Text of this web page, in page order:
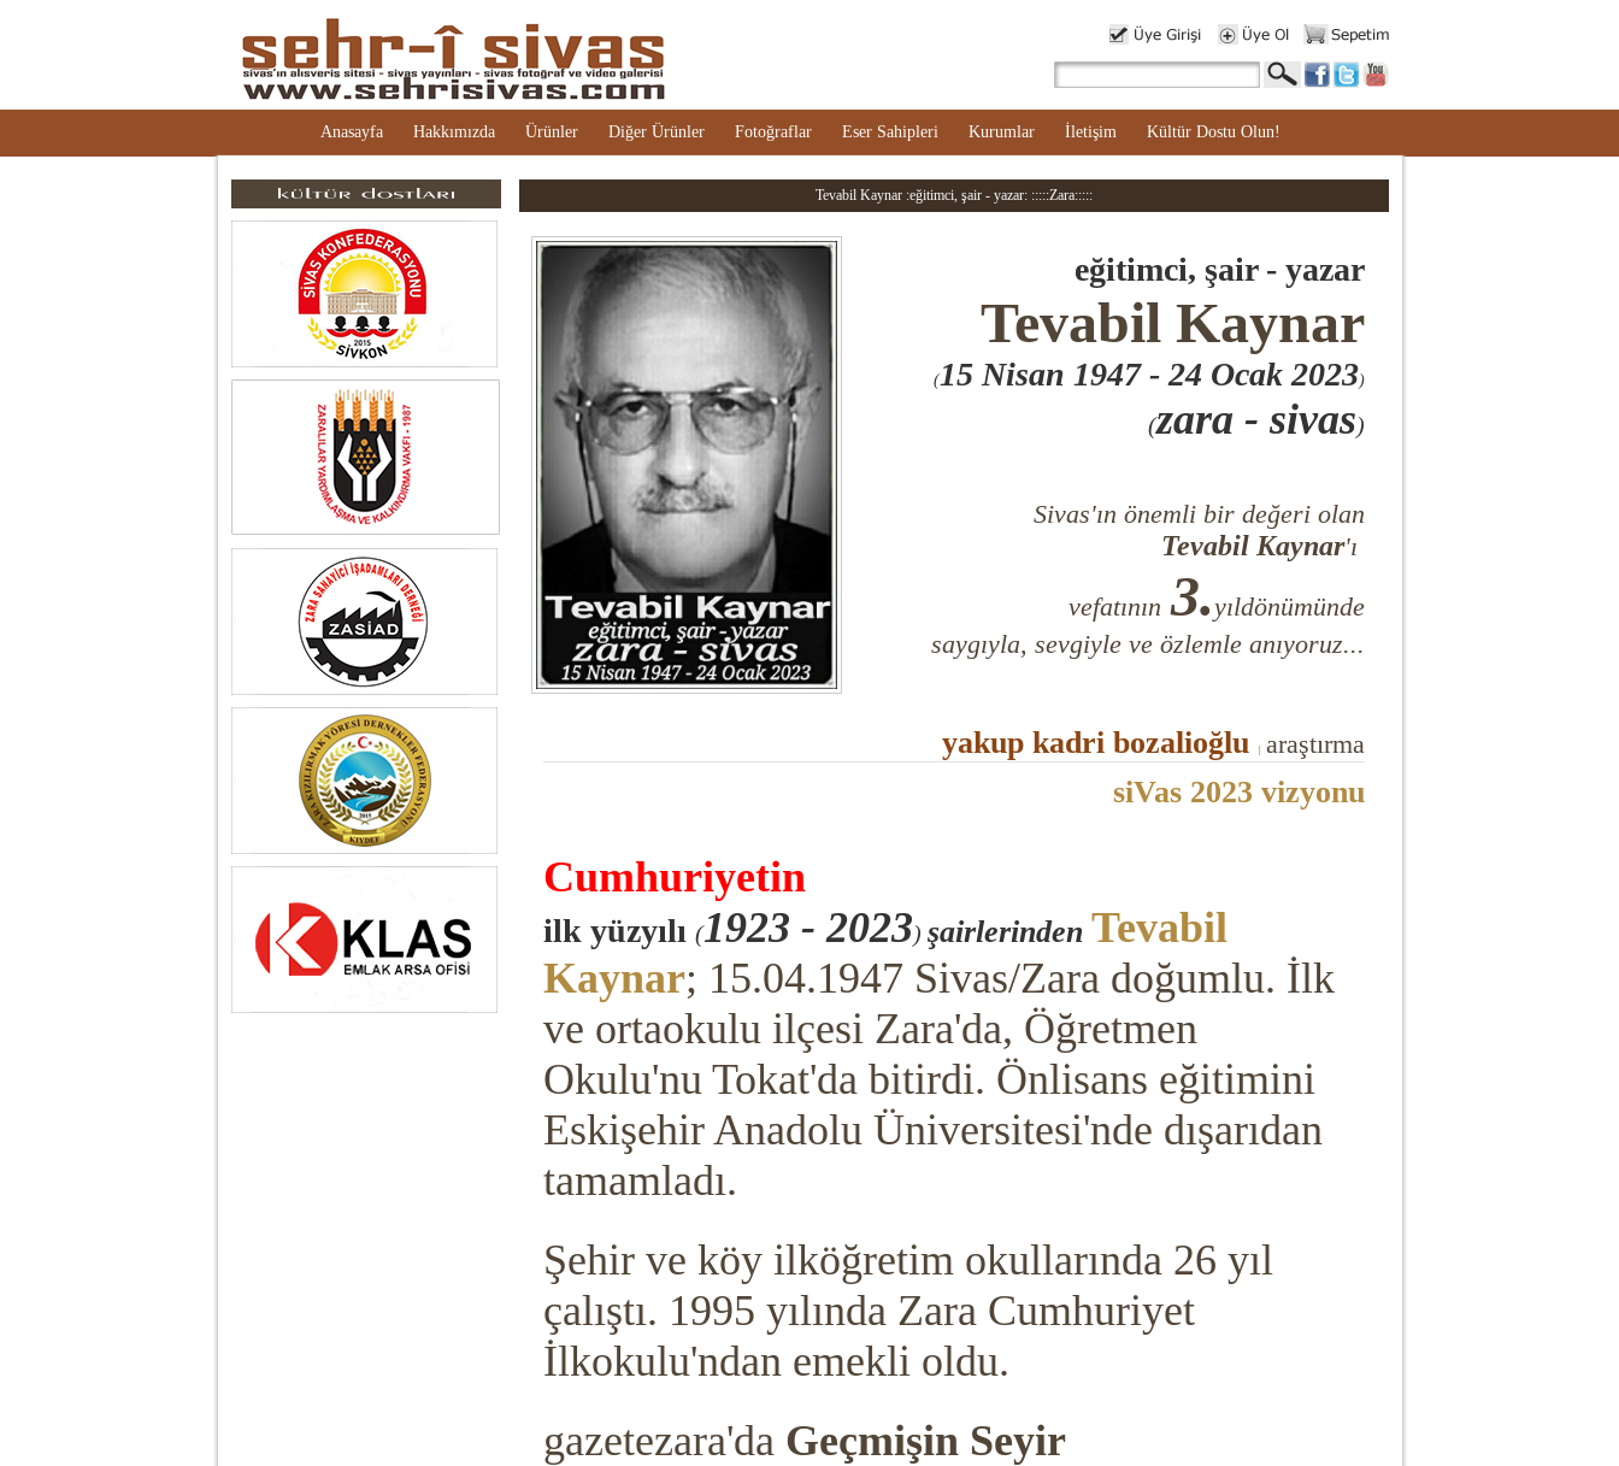
Anasayfa Hakkımızda Ürünler Diğer Ürünler Fotoğraflar Eser Sahipleri Kurumlar İletişim Kültür Dostu Olun!
Tevabil Kaynar :eğitimci, şair - yazar: :::::Zara:::::
eğitimci, şair - yazar
Tevabil Kaynar
(15 Nisan 1947- 24 Ocak 2023)
(zara - sivas)
Sivas'ın önemli bir değeri olan
Tevabil Kaynar'ı
vefatının 3.yıldönümünde
saygıyla, sevgiyle ve özlemle anıyoruz...
yakup kadri bozalioğlu araştırma
siVas 2023 vizyonu
Cumhuriyetin
ilk yüzyılı (1923 - 2023) şairlerinden Tevabil
Kaynar; 15.04.1947 Sivas/Zara doğumlu. İlk
ve ortaokulu ilçesi Zara'da, Öğretmen
Okulu'nu Tokat'da bitirdi. Önlisans eğitimini
Eskişehir Anadolu Üniversitesi'nde dışarıdan
tamamladı.
Şehir ve köy ilköğretim okullarında 26 yıl
çalıştı. 1995 yılında Zara Cumhuriyet
İlkokulu'ndan emekli oldu.
gazetezara'da Geçmişin Seyir